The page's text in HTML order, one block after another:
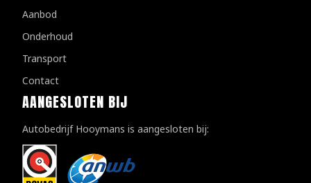
Aanbod
Onderhoud
Transport
Contact
AANGESLOTEN BIJ
Autobedrijf Hooymans is aangesloten bij: